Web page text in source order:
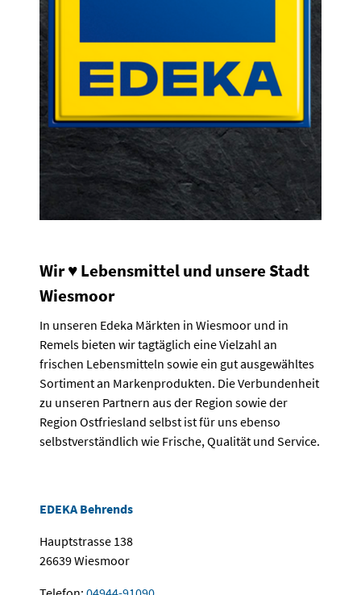
Wir♥Lebensmittel und unsere Stadt
Wiesmoor
In unseren Edeka Märkten in Wiesmoor und in
Remels bieten wir tagtäglich eine Vielzahl an
frischen Lebensmitteln sowie ein gut ausgewähltes
Sortiment an Markenprodukten. Die Verbundenheit
zu unseren Partnern aus der Region sowie der
Region Ostfriesland selbst ist für uns ebenso
selbstverständlich wie Frische, Qualität und Service.
EDEKA Behrends
Hauptstrasse 138
26639 Wiesmoor